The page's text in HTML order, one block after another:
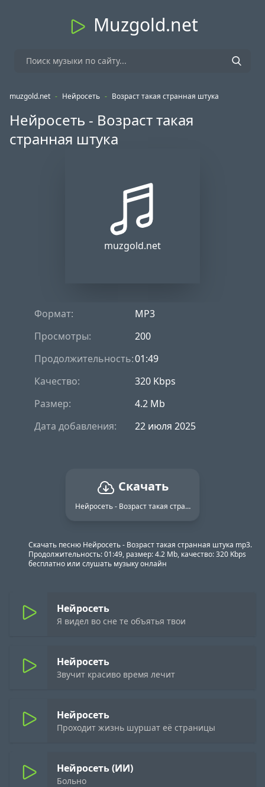
Muzgold.net
muzgold.net - Нейросеть - Возраст такая странная штука
Нейросеть - Возраст такая
странная штука
muzgold.net
Формат:
MP3
Просмотры:
200
Продолжительность:01:49
Качество:
320 Kbps
Размер:
4.2 Mb
Дата добавления:
22 июля 2025
Скачать
Нейросеть - Возраст такая странная штука
Скачать песню Нейросеть - Возраст такая странная штука mp3.
Продолжительность: 01:49, размер: 4.2 Mb, качество: 320 Kbps
бесплатно или слушать музыку онлайн
Нейросеть
Я видел во сне те объятья твои
Нейросеть
Звучит красиво время лечит
Нейросеть
Проходит жизнь шуршат её страницы
Нейросеть (ИИ)
Больно